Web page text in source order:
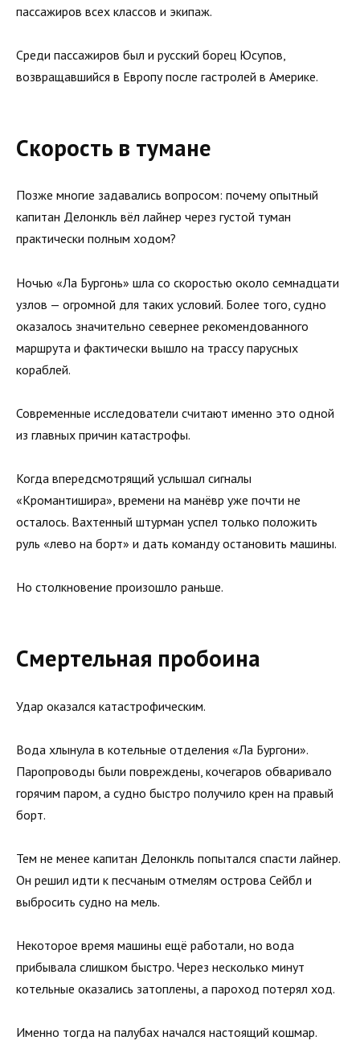
пассажиров всех классов и экипаж.
Среди пассажиров был и русский борец Юсупов,
возвращавшийся в Европу после гастролей в Америке.
Скорость в тумане
Позже многие задавались вопросом: почему опытный
капитан Делонкль вёл лайнер через густой туман
практически полным ходом?
Ночью «Ла Бургонь» шла со скоростью около семнадцати
узлов — огромной для таких условий. Более того, судно
оказалось значительно севернее рекомендованного
маршрута и фактически вышло на трассу парусных
кораблей.
Современные исследователи считают именно это одной
из главных причин катастрофы.
Когда впередсмотрящий услышал сигналы
«Кромантишира», времени на манёвр уже почти не
осталось. Вахтенный штурман успел только положить
руль «лево на борт» и дать команду остановить машины.
Но столкновение произошло раньше.
Смертельная пробоина
Удар оказался катастрофическим.
Вода хлынула в котельные отделения «Ла Бургони».
Паропроводы были повреждены, кочегаров обваривало
горячим паром, а судно быстро получило крен на правый
борт.
Тем не менее капитан Делонкль попытался спасти лайнер.
Он решил идти к песчаным отмелям острова Сейбл и
выбросить судно на мель.
Некоторое время машины ещё работали, но вода
прибывала слишком быстро. Через несколько минут
котельные оказались затоплены, а пароход потерял ход.
Именно тогда на палубах начался настоящий кошмар.